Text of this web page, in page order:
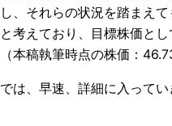
し、それらの状況を踏まえ
と考えており、目標株価と
（本稿執筆時点の株価：
では、早速、詳細に入ってい